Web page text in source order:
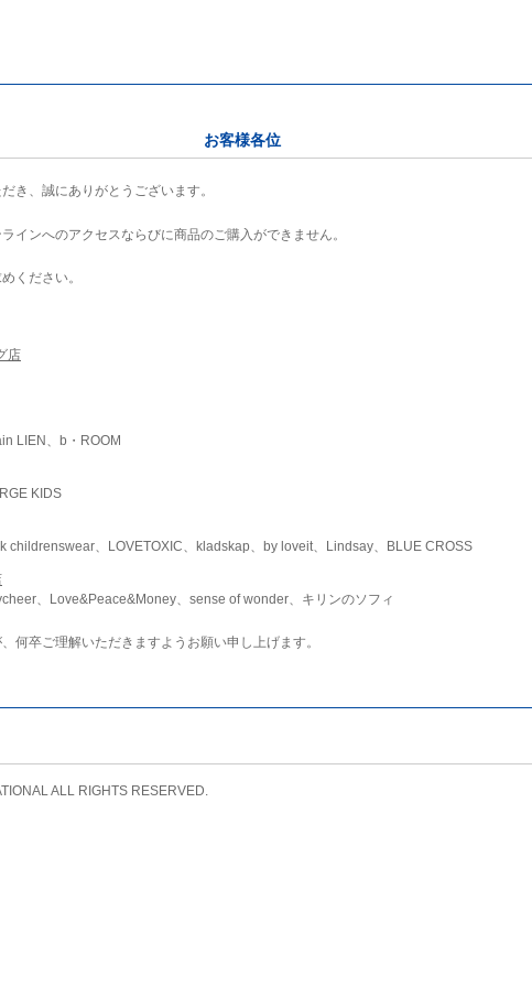
お客様各位
き、誠にありがとうございます。
インへのアクセスならびに商品のご購入ができません。
ください。
店
LIEN、b・ROOM
KIDS
childrenswear、LOVETOXIC、kladskap、by loveit、Lindsay、BLUE CROSS
、Love&Peace&Money、sense of wonder、キリンのソフィ
何卒ご理解いただきますようお願い申し上げます。